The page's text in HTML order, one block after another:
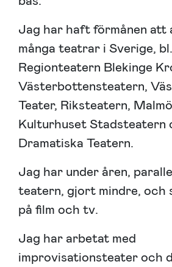
Jag har haft förmånen att
många teatrar i Sverige,
Regionteatern Blekinge
Västerbottensteatern,
Teater, Riksteatern,
Kulturhuset Stadsteatern
Dramatiska Teatern.
Jag har under åren,
teatern, gjort mindre,
på film och tv.
Jag har arbetat med
improvisationsteater och